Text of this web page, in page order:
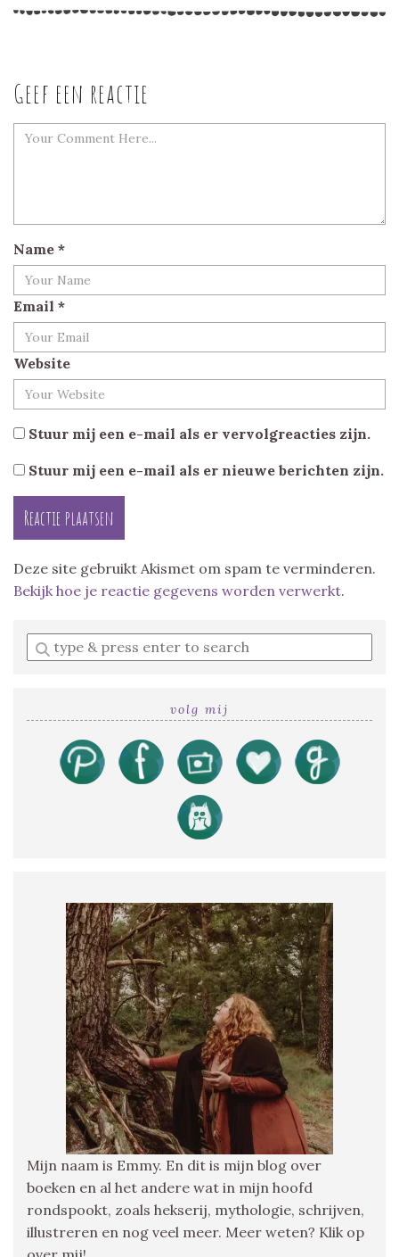
Geef een reactie
Name *
Email *
Website
Stuur mij een e-mail als er vervolgreacties zijn.
Stuur mij een e-mail als er nieuwe berichten zijn.
Deze site gebruikt Akismet om spam te verminderen.
Bekijk hoe je reactie gegevens worden verwerkt.
Enter
a
volg mij
Mijn naam is Emmy. En dit is mijn blog over
boeken en al het andere wat in mijn hoofd
rondspookt, zoals hekserij, mythologie, schrijven,
illustreren en nog veel meer. Meer weten? Klik op